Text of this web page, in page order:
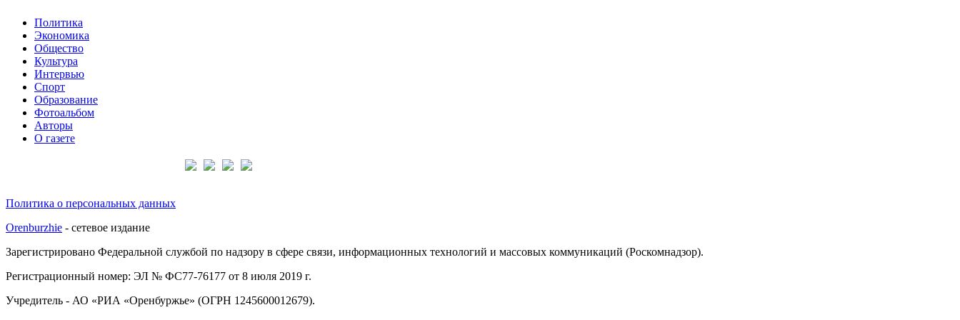
Политика
Экономика
Общество
Культура
Интервью
Спорт
Образование
Фотоальбом
Авторы
О газете
Политика о персональных данных
Orenburzhie - сетевое издание
Зарегистрировано Федеральной службой по надзору в сфере связи, информационных технологий и массовых коммуникаций (Роскомнадзор).
Регистрационный номер: ЭЛ № ФС77-76177 от 8 июля 2019 г.
Учредитель - АО «РИА «Оренбуржье» (ОГРН 1245600012679).